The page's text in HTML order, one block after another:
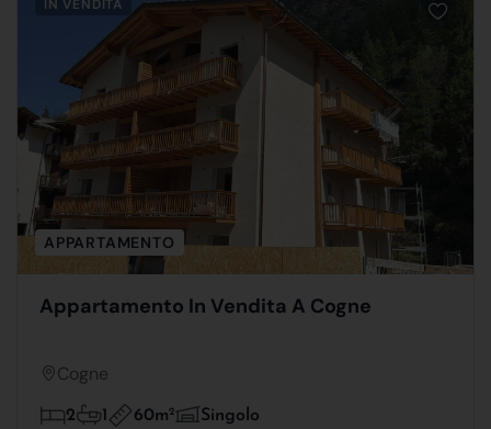
IN VENDITA
APPARTAMENTO
Appartamento In Vendita A Cogne
Cogne
2 1 60m2 Singolo